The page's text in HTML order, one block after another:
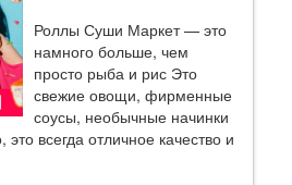
Роллы Суши Маркет — это
намного больше, чем
просто рыба и рис Это
свежие овощи, фирменные
соусы, необычные начинки
всегда отличное качество и